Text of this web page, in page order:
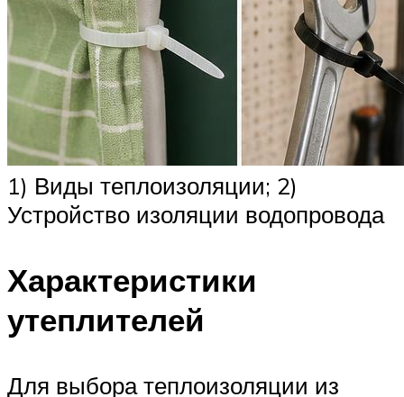
1) Виды теплоизоляции; 2)
Устройство изоляции водопровода
Характеристики
утеплителей
Для выбора теплоизоляции из